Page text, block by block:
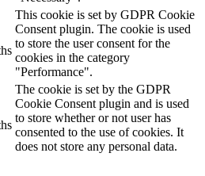
This cookie is set by GDPR Cookie
Consent plugin. The cookie is used
to store the user consent for the
cookies in the category
"Performance".
The cookie is set by the GDPR
Cookie Consent plugin and is used
to store whether or not user has
consented to the use of cookies. It
does not store any personal data.